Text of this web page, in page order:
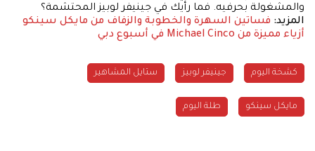
والمشغولة بحرفيه. فما رأيك في جينيفر لوبيز المحتشمة؟
المزيد: فساتين السهرة والخطوبة والزفاف من مايكل سينكو
أزياء مميزة من Michael Cinco في أسبوع دبي
كشخة اليوم جينيفر لوبيز ستايل المشاهير
مايكل سينكو طلة اليوم